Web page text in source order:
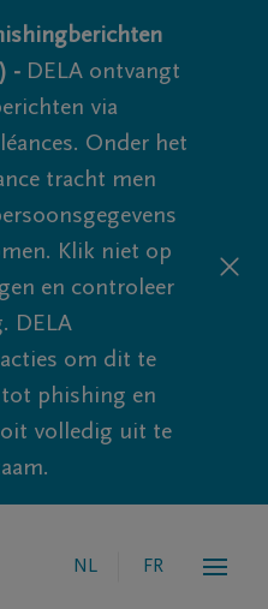
- DELA ontvangt
via
Onder het
tracht men
Klik niet op
en controleer
DELA
om dit te
phishing en
volledig uit te
NL FR